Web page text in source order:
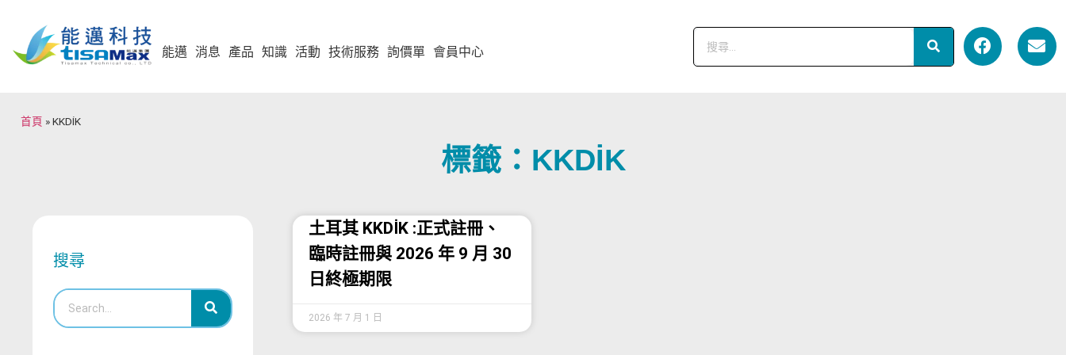
能邁 消息 產品 知識 活動 技術服務 詢價單 會員中心
首頁 »KKDİK
標籤：KKDİK
搜尋
土耳其 KKDİK :正式註冊、
臨時註冊與 2026 年 9 月 30
日終極期限
2026 年 7 月 1 日